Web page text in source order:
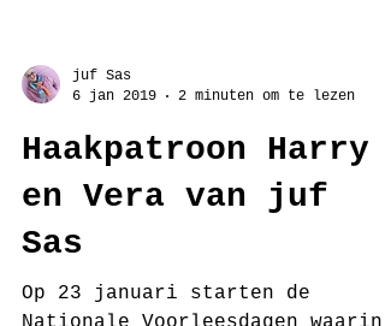
6 jan 2019
2 minuten om te lezen
Haakpatroon Harry
en Vera van juf
Sas